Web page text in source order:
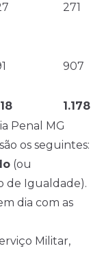
271
907
1.178
Penal MG
os seguintes:
(ou
de Igualdade).
dia com as
Militar,